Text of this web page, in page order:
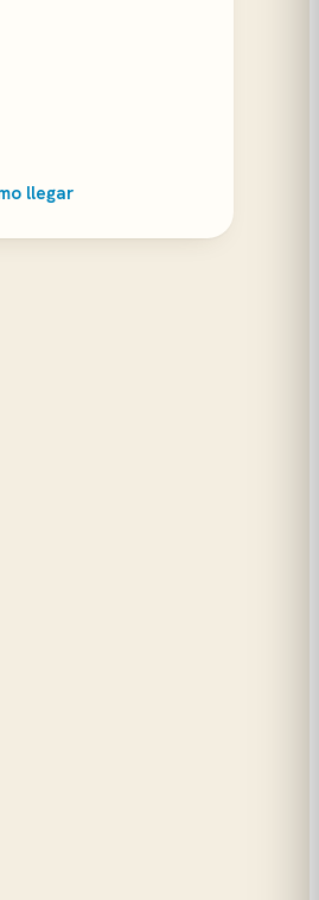
llegar